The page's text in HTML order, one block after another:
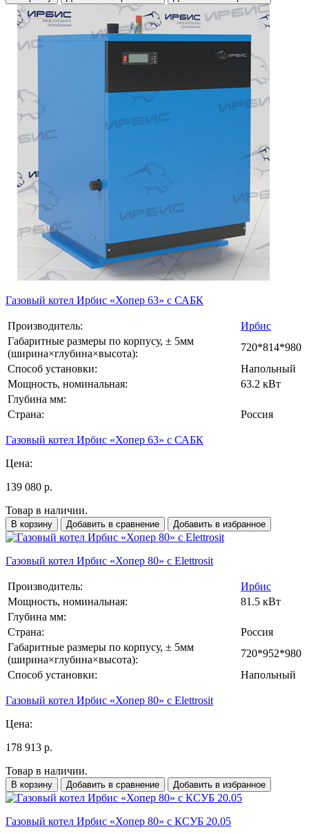
Газовый котел Ирбис «Хопер 63» с САБК
Производитель:
Ирбис
Габаритные размеры по корпусу, ± 5мм
(ширина×глубина×высота):
720*814*980
Способ установки:
Напольный
Мощность, номинальная:
63.2 кВт
Глубина мм:
Страна:
Россия
Газовый котел Ирбис «Хопер 63» с САБК
Цена:
139 080 р.
Товар в наличии.
В корзину Добавить в сравнение Добавить в избранное
Газовый котел Ирбис «Хопер 80» с Elettrosit
Производитель:
Ирбис
Мощность, номинальная:
81.5 кВт
Глубина мм:
Страна:
Россия
Габаритные размеры по корпусу, ± 5мм
(ширина×глубина×высота):
720*952*980
Способ установки:
Напольный
Газовый котел Ирбис «Хопер 80» с Elettrosit
Цена:
178 913 р.
Товар в наличии.
В корзину Добавить в сравнение Добавить в избранное
Газовый котел Ирбис «Хопер 80» с КСУБ 20.05